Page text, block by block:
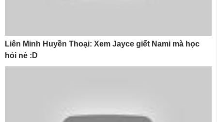
Liên Minh Huyền Thoại: Xem Jayce giết Nami mà học
hỏi nè :D